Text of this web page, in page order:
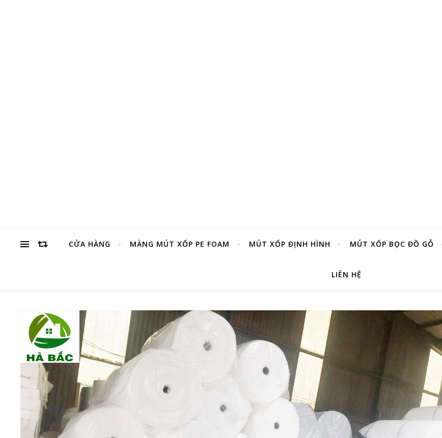
CỬA HÀNG MÀNG MÚT XỐP PE FOAM MÚT XỐP ĐỊNH HÌNH MÚT XỐP BỌC ĐỒ GỖ
LIÊN HỆ